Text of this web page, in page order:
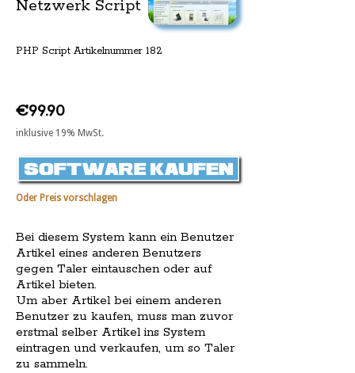
Netzwerk Script
PHP Script Artikelnummer 182
€99.90
inklusive 19% MwSt.
Oder Preis vorschlagen
Bei diesem System kann ein Benutzer
Artikel eines anderen Benutzers
gegen Taler eintauschen oder auf
Artikel bieten.
Um aber Artikel bei einem anderen
Benutzer zu kaufen, muss man zuvor
erstmal selber Artikel ins System
eintragen und verkaufen, um so Taler
zu sammeln.